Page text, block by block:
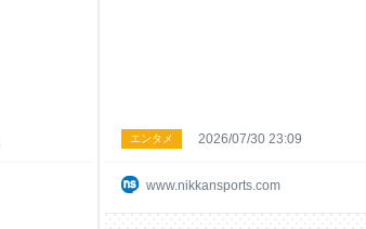
www.nikkansports.com
エンタメ 2026/07/30 23:09